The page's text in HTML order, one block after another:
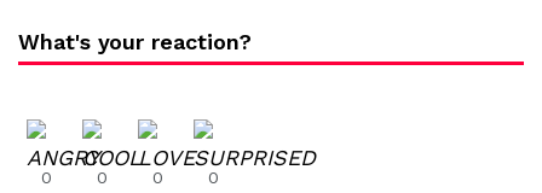
What's your reaction?
0 0 0 0